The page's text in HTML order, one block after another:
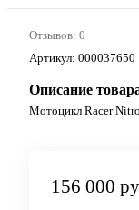
Отзывов: 0
Артикул: 000037650
Описание
Мотоцикл Racer
156 000